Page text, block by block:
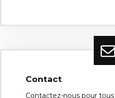
Contact
Contactez-nous pour